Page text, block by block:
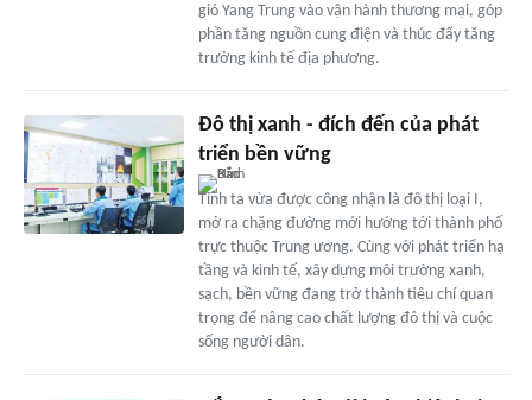
gió Yang Trung vào vận hành thương mại, góp
phần tăng nguồn cung điện và thúc đẩy tăng
trưởng kinh tế địa phương.
Đô thị xanh - đích đến của phát
triển bền vững
Tỉnh ta vừa được công nhận là đô thị loại I,
mở ra chặng đường mới hướng tới thành phố
trực thuộc Trung ương. Cùng với phát triển hạ
tầng và kinh tế, xây dựng môi trường xanh,
sạch, bền vững đang trở thành tiêu chí quan
trọng để nâng cao chất lượng đô thị và cuộc
sống người dân.